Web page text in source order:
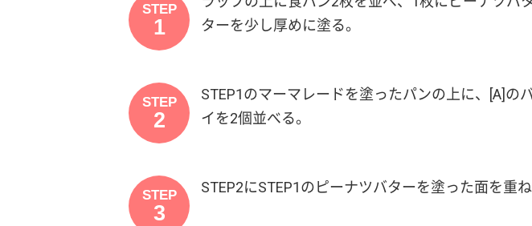
STEP
1
ターを少し厚めに塗る。
STEP
2
STEP1のマーマレードを塗ったパンの上に、[A]
イを2個並べる。
STEP
3
STEP2にSTEP1のピーナツバターを塗った面を重